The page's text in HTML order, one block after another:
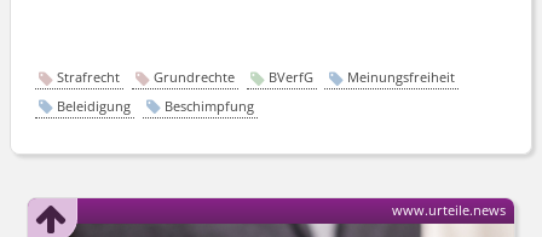
Strafrecht Grundrechte BVerfG
Meinungsfreiheit
Beleidigung
Beschimpfung
www.urteile.news